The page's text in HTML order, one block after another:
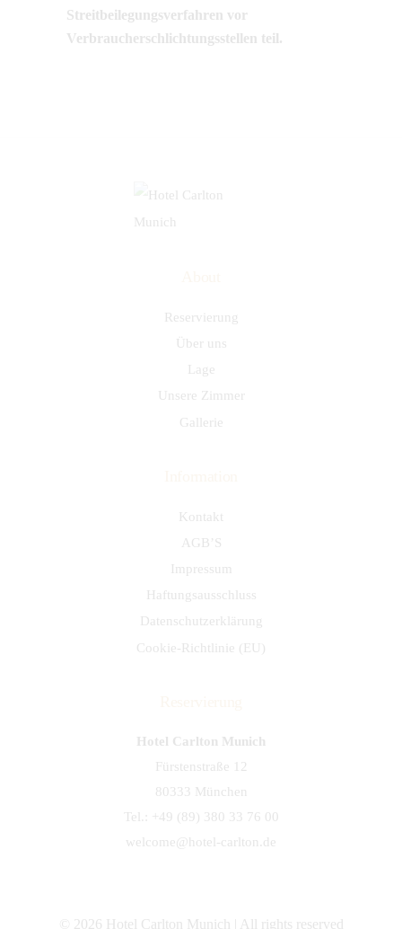
Streitbeilegungsverfahren vor
Verbraucherschlichtungsstellen teil.
To
Reservierung
Über uns
Lage
Unsere Zimmer
Gallerie
Kontakt
AGB’S
Impressum
Haftungsausschluss
Datenschutzerklärung
Cookie-Richtlinie (EU)
Hotel Carlton Munich
Fürstenstraße 12
80333 München
Tel.:
+49 (89) 380 33 76 00
welcome@hotel-carlton.de
© 2026 Hotel Carlton Munich | All rights reserved